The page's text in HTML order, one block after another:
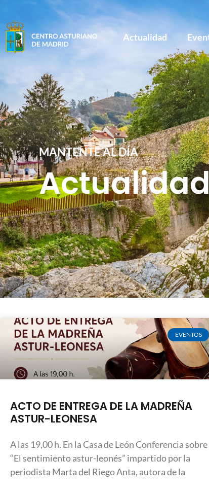
Actualidad
MANTENTE AL DÍA
EVENTOS
ACTO DE ENTREGA DE LA MADREÑA
ASTUR-LEONESA
A las 19,00 h. En la Casa de León Conferencia sobre
“El sentimiento astur-leonés” impartido por la
periodista Marta del Riego Anta, autora de la